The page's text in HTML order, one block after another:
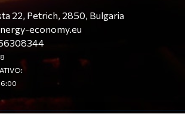
22, Petrich, 2850, Bulgaria
economy.eu